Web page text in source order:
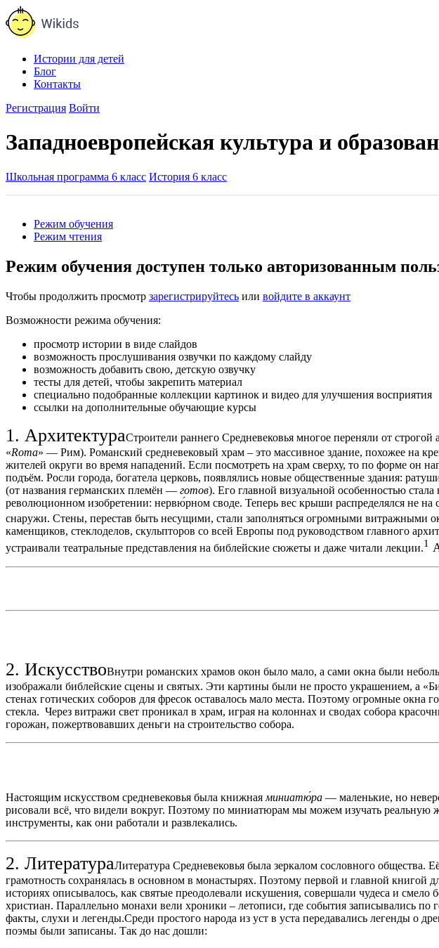
Истории для детей
Блог
Контакты
Регистрация Войти
Западноевропейская культура и
Школьная программа 6 класс История 6 класс
Режим обучения
Режим чтения
Режим обучения доступен только авторизованным
Чтобы продолжить просмотр зарегистрируйтесь или войдите в аккаунт
Возможности режима обучения:
просмотр истории в виде слайдов
возможность прослушивания озвучки по каждому слайду
возможность добавить свою, детскую озвучку
тесты для детей, чтобы закрепить материал
специально подобранные коллекции картинок и видео для улучшения восприятия
ссылки на дополнительные обучающие курсы
1. АрхитектураСтроители раннего Сред­невековья многое переняли от
«Roma» — Рим). Ро­манский средневековый храм – это массивное здание, похожее на
жителей округи во время нападений. Если посмотреть на храм сверху, то по форме он
подъём. Росли города, богатела церковь, появлялись новые общественные здания:
(от названия германских племён — готов). Его главной визуальной особенностью
революционном изобретении: нервю́рном своде. Теперь вес крыши распределялся не
снаружи. Стены, перестав быть несущими, стали заполняться огромными витражными
каменщиков, стеклоделов, скульпторов со всей Европы под руководством главного
устраивали театральные представления на библейские сюжеты и даже читали лекции.1
2. ИскусствоВнутри романских храмов окон было мало, а сами окна были
изображали библейские сцены и святых. Эти картины были не просто украшением, а
стенах готических соборов для фресок оставалось мало места. Поэтому огромные окна
стекла. Через витражи свет прони­кал в храм, играя на колоннах и сводах собора
горожан, пожертвовавших деньги на строительство собора.
Настоящим искусством средневековья была книжная миниатю́ра — маленькие, но
рисовали всё, что видели вокруг. Поэтому по миниатюрам мы можем изучать реальную
инструменты, как они работали и развлекались.
2. ЛитератураЛитература Средневековья была зеркалом сословного
грамотность сохранялась в основном в монастырях. Поэтому первой и главной
историях описывалось, как святые преодолевали искушения, совершали чудеса и
христиан. Параллельно монахи вели хроники – летописи, где события записывались
факты, слухи и легенды.Среди простого народа из уст в уста передавались легенды о
поэмы были записаны. Так до нас дошли: